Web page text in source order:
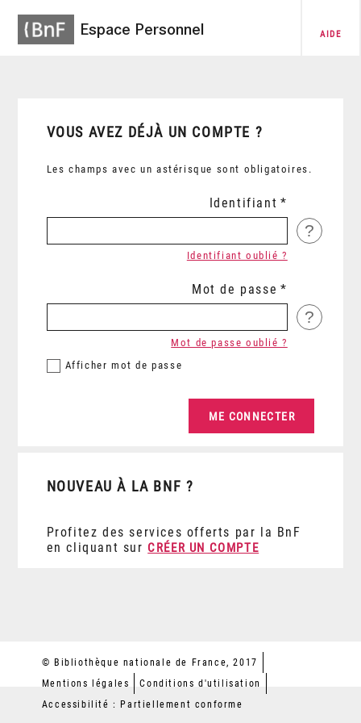
Espace Personnel AIDE
VOUS AVEZ DÉJÀ UN COMPTE ?
Les champs avec un astérisque sont obligatoires.
Identifiant
?
Identifiant oublié ?
Mot de passe
?
Afficher mot de passe
Mot de passe oublié ?
NOUVEAU À LA BNF ?
Profitez des services offerts par la BnF
en cliquant sur CRÉER UN COMPTE
© Bibliothèque nationale de France, 2017
Mentions légales
Conditions d'utilisation
Accessibilité : Partiellement conforme